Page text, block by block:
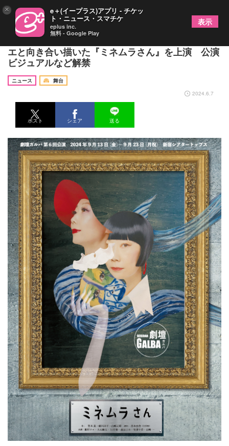
山崎 一 主宰の劇壇ガルバ、３人の劇作家が峯村リ
エと向き合い描いた『ミネムラさん』を上演 公演
ビジュアルなど解禁
ニュース
舞台
2024.6.7
ポスト シェア 送る
× e＋(イープラス)アプリ - チケッ
ト・ニュース・スマチケ
eplus inc.
無料 - Google Play
表示